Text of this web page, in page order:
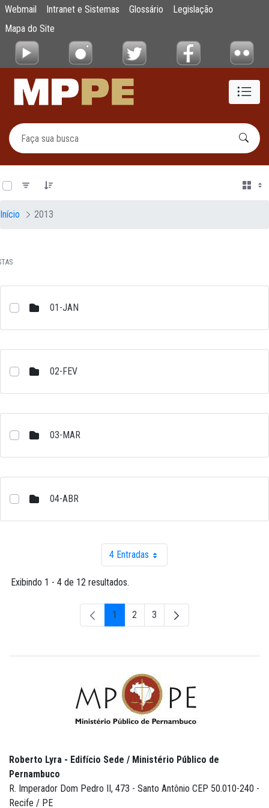
Pular para o Conteúdo principal
Documentos
Webmail Intranet e Sistemas Glossário
Legislação
Mapa do Site
Início 2013
01-JAN
02-FEV
03-MAR
04-ABR
4 EntradasPor página
Exibindo 1 - 4 de 12 resultados.
Página
1 Página
2 Página
3
Roberto Lyra - Edifício Sede / Ministério Público de
Pernambuco
R. Imperador Dom Pedro II, 473 - Santo Antônio CEP 50.010-240 -
Recife / PE